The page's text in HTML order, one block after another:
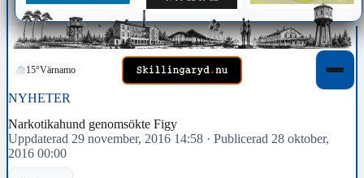
15°Värnamo
NYHETER
Narkotikahund genomsökte Figy
Uppdaterad 29 november, 2016 14:58 · Publicerad 28 oktober,
2016 00:00